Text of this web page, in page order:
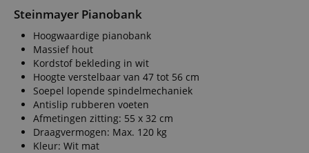
Steinmayer Pianobank
Hoogwaardige pianobank
Massief hout
Kordstof bekleding in wit
Hoogte verstelbaar van 47 tot 56 cm
Soepel lopende spindelmechaniek
Antislip rubberen voeten
Afmetingen zitting: 55 x 32 cm
Draagvermogen: Max. 120 kg
Kleur: Wit mat